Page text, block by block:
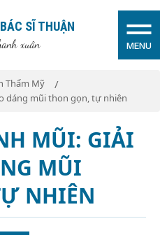
SĨ THUẬN
xuân MENU
Thẩm Mỹ
dáng mũi thon gọn, tự nhiên
MŨI: GIẢI
MŨI
NHIÊN